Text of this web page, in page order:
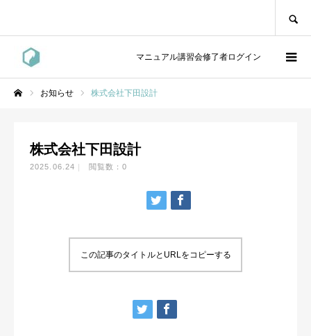
マニュアル講習会修了者ログイン
お知らせ 株式会社下田設計
株式会社下田設計
2025.06.24 閲覧数：0
この記事のタイトルとURLをコピーする